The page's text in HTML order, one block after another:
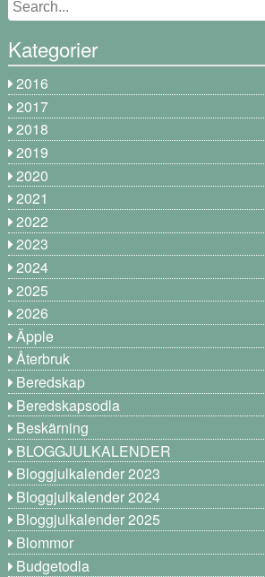
Kategorier
2016
2017
2018
2019
2020
2021
2022
2023
2024
2025
2026
Äpple
Återbruk
Beredskap
Beredskapsodla
Beskärning
BLOGGJULKALENDER
Bloggjulkalender 2023
Bloggjulkalender 2024
Bloggjulkalender 2025
Blommor
Budgetodla